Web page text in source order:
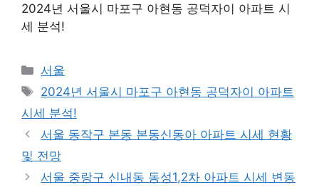
2024년 서울시 마포구 아현동 공덕자이 아파트 시
세 분석!
Categories
서울
Tags
2024년 서울시 마포구 아현동 공덕자이 아파트
시세 분석!
서울 동작구 본동 본동신동아 아파트 시세 현황
및 전망
서울 중랑구 신내동 동성1,2차 아파트 시세 변동